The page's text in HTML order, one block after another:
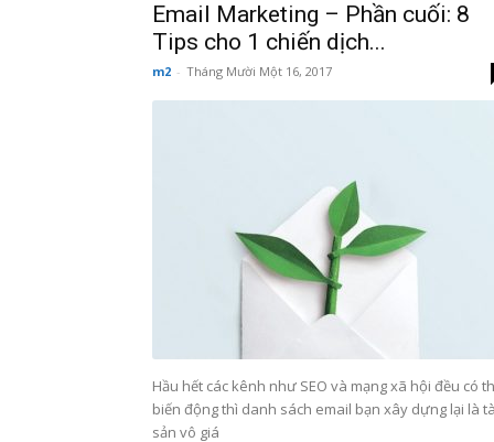
Email Marketing – Phần cuối: 8
Tips cho 1 chiến dịch...
m2 - Tháng Mười Một 16, 2017
Hầu hết các kênh như SEO và mạng xã hội đều có
biến động thì danh sách email bạn xây dựng lại là
sản vô giá